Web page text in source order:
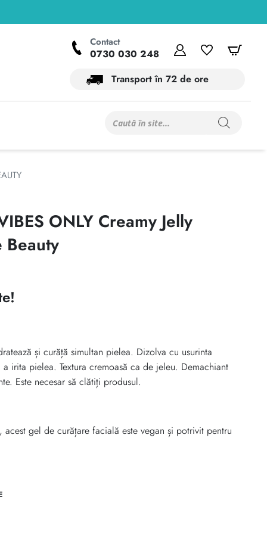
Contact
0730 030 248
Contul meuWishlist
Transport în 72 de ore
Products
ONLY Creamy Jelly
și curăță simultan pielea. Dizolva cu usurinta
irita pielea. Textura cremoasă ca de jeleu. Demachiant
Este necesar să clătiți produsul.
gel de curățare facială este vegan și potrivit pentru